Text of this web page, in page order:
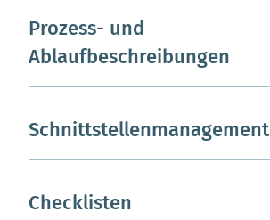
Prozess- und
Ablaufbeschreibungen
Schnittstellenmanagement
Checklisten